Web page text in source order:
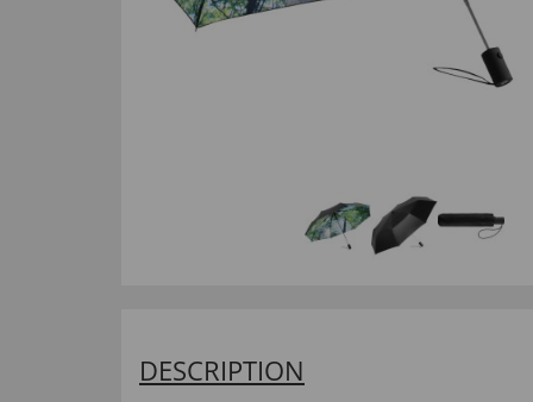
DESCRIPTION